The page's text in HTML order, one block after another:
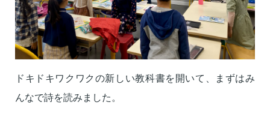
ドキドキワクワクの新しい教科書を開いて、まずはみ
んなで詩を読みました。